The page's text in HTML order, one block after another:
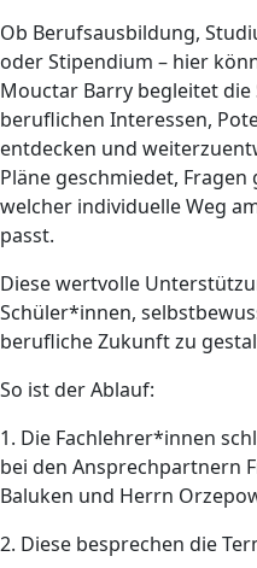
Ob Berufsausbildung,
oder Stipendium – hier
Mouctar Barry begleitet
beruflichen Interessen,
entdecken und
Pläne geschmiedet,
welcher individuelle Weg
passt.
Diese wertvolle
Schüler*innen,
berufliche Zukunft zu
So ist der Ablauf:
1. Die Fachlehrer*innen
bei den Ansprechpartnern
Baluken und Herrn
2. Diese besprechen die